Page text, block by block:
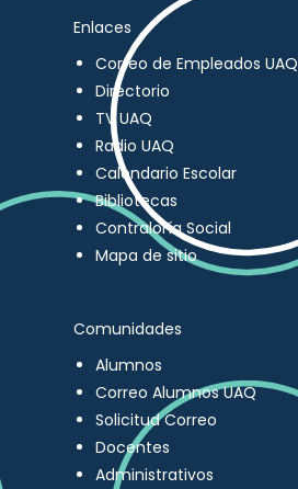
Enlaces
Correo de Empleados UAQ
Directorio
TV UAQ
Radio UAQ
Calendario Escolar
Bibliotecas
Contraloría Social
Mapa de sitio
Comunidades
Alumnos
Correo Alumnos UAQ
Solicitud Correo
Docentes
Administrativos